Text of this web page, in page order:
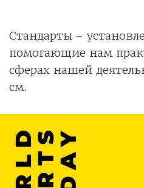
Стандарты -
помогающие нам
сферах нашей
см.